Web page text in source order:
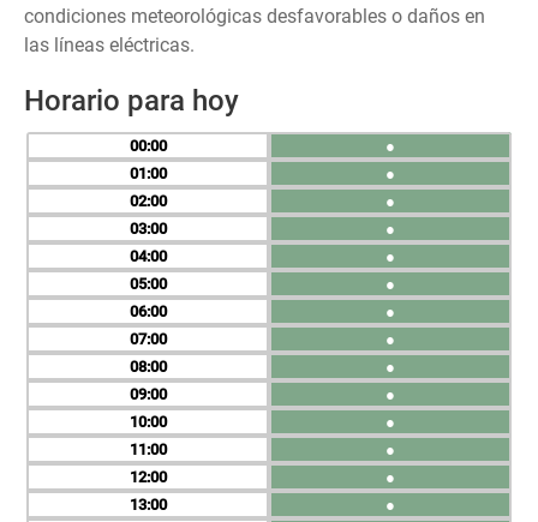
condiciones meteorológicas desfavorables o daños en
las líneas eléctricas.
Horario para hoy
00
01
02
03
04
05
06
07
08
09
10
11
12
13
●
●
●
●
●
●
●
●
●
●
●
●
●
●